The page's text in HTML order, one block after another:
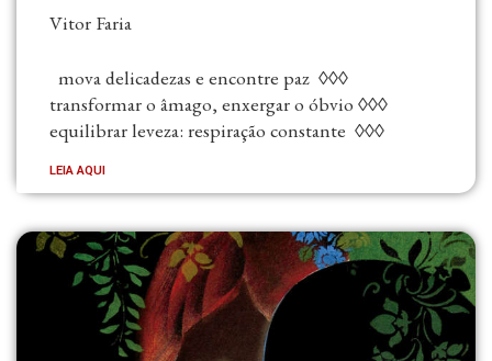
Vitor Faria
mova delicadezas e encontre paz ◊◊◊
transformar o âmago, enxergar o óbvio ◊◊◊
equilibrar leveza: respiração constante ◊◊◊
LEIA AQUI